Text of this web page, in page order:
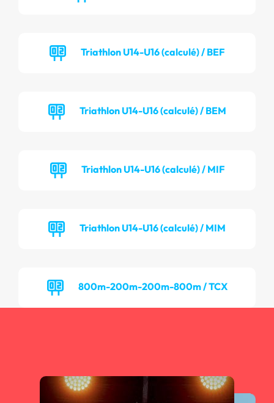
Triathlon U14-U16 (calculé) / BEF
Triathlon U14-U16 (calculé) / BEM
Triathlon U14-U16 (calculé) / MIF
Triathlon U14-U16 (calculé) / MIM
800m-200m-200m-800m / TCX